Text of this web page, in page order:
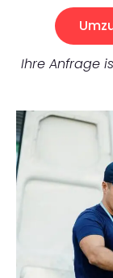
Ihre Anfrage